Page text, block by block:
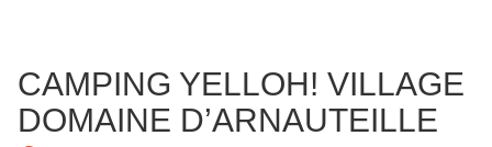
IMPRESCINDIBLES
HACER
INSPIRACIONES
CAMPING YELLOH! VILLAGE
DOMAINE D’ARNAUTEILLE